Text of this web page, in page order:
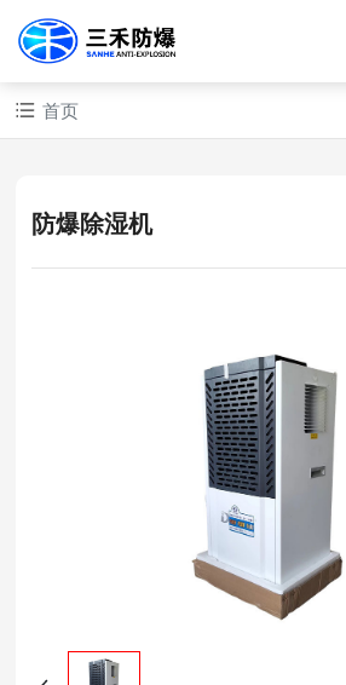
首页
ATEX系列
首页
防爆除湿机